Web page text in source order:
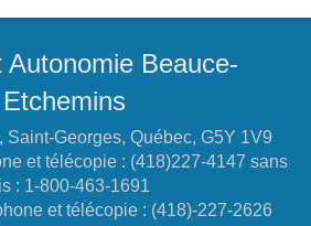
Autonomie Beauce-
Etchemins
Saint-Georges, Québec, G5Y 1V9
et télécopie : (418)227-4147 sans
: 1-800-463-1691
et télécopie : (418)-227-2626